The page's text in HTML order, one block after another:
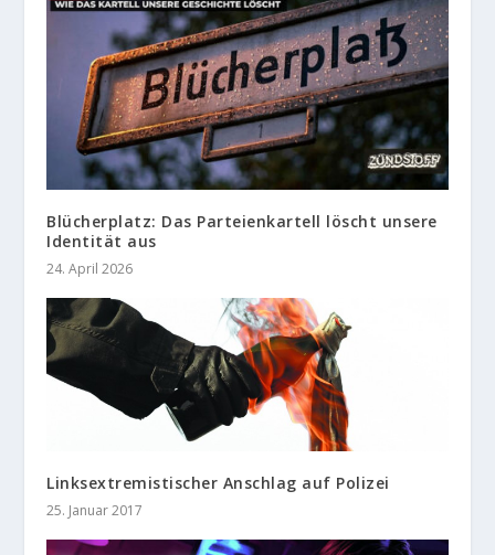
Blücherplatz: Das Parteienkartell löscht unsere
Identität aus
24. April 2026
Linksextremistischer Anschlag auf Polizei
25. Januar 2017